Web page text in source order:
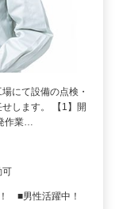
にて設備の点検・
します。 【1】開
作業…
可
■男性活躍中！